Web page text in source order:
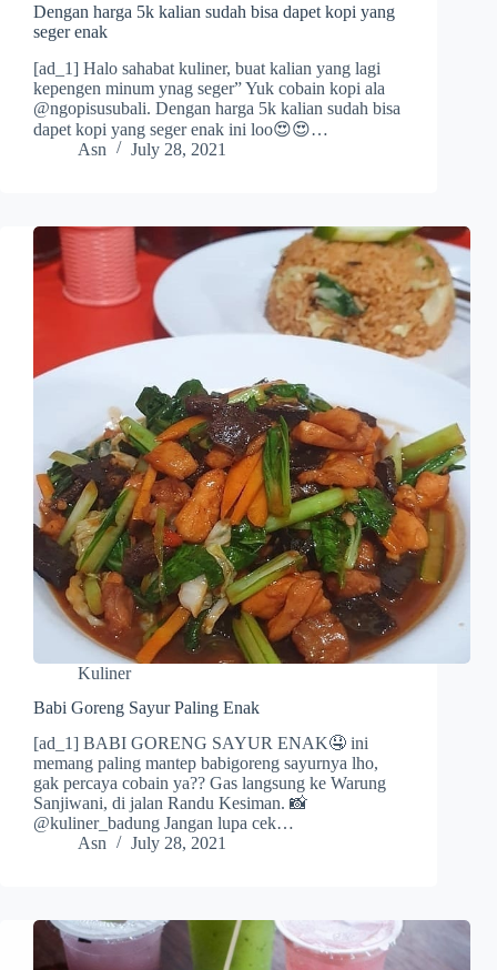
Dengan harga 5k kalian sudah bisa dapet kopi yang
seger enak
[ad_1] Halo sahabat kuliner, buat kalian yang lagi
kepengen minum ynag seger” Yuk cobain kopi ala
@ngopisusubali. Dengan harga 5k kalian sudah bisa
dapet kopi yang seger enak ini loo😍😍⁣…
Asn
July 28, 2021
Kuliner
Babi Goreng Sayur Paling Enak
[ad_1] BABI GORENG SAYUR ENAK🤤 ini
memang paling mantep babigoreng sayurnya lho,
gak percaya cobain ya?? Gas langsung ke Warung
Sanjiwani, di jalan Randu Kesiman. 📸
@kuliner_badung Jangan lupa cek…
Asn
July 28, 2021